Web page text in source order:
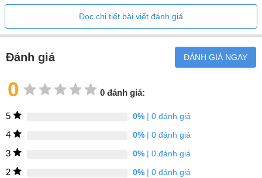
Đọc chi tiết bài viết đánh giá
Đánh giá ĐÁNH GIÁ NGAY
0 0 đánh giá:
5 0%| 0 đánh giá
4 0%| 0 đánh giá
3 0%| 0 đánh giá
2 0%| 0 đánh giá